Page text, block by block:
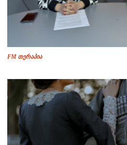
FM თერაპია